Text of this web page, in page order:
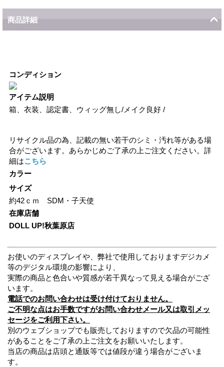
商品詳細
コンディション
アイテム説明
箱、衣装、認定書、ウィッグ無し/メイク良好 /
リサイクル品の為、記載の無い若干のシミ・汚れ等がある場
合がございます。あらかじめご了承の上ご注文ください。詳
細はこちら
カラー
サイズ
約42ｃｍ SDM・子天使
在庫店舗
DOLL UP!秋葉原店
お使いのディスプレイや、弊社で使用しておりますデジカメ
等のデジタル環境の影響により、
実際の商品と色合いや質感が若干異なって見える場合がござ
います。
電話でのお問い合わせは受け付けておりません。
ご不明な点はお手数ですがお問い合わせメール又は取引メッ
セージをご利用下さい。
別のウェブショップでも販売しておりますので欠品の可能性
があることをご了承の上ご注文をお願いいたします。
当店の商品は店頭と通販等では値段が違う場合がございま
す。